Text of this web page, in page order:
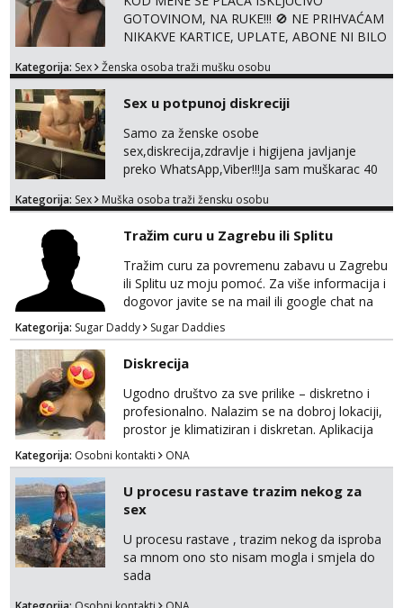
GOTOVINOM, NA RUKE!!! 🚫 NE PRIHVAĆAM
NIKAKVE KARTICE, UPLATE, ABONE NI BILO
SAMO GOTOVINA!!! Moje fotografije su
za dopisivanja Za dogovor mi piši direktno na
WhatsApp – ako znaš što želiš, bit će ti
nagrađeno.
Kategorija: Sex Ženska osoba traži mušku osobu
Sex u potpunoj diskreciji
Samo za ženske osobe
sex,diskrecija,zdravlje i higijena javljanje
preko WhatsApp,Viber!!!Ja sam muškarac 40
sve stvar dogovora otvoren za sve
Kategorija: Sex Muška osoba traži žensku osobu
Tražim curu u Zagrebu ili Splitu
Tražim curu za povremenu zabavu u Zagrebu
ili Splitu uz moju pomoć. Za više informacija i
dogovor javite se na mail ili google chat na
oneofakind999111@gmail.com
Kategorija: Sugar Daddy Sugar Daddies
Diskrecija
Ugodno društvo za sve prilike – diskretno i
profesionalno. Nalazim se na dobroj lokaciji,
prostor je klimatiziran i diskretan. Aplikacija
what sapp 0957660399.
Kategorija: Osobni kontakti ONA
U procesu rastave trazim nekog za
sex
U procesu rastave , trazim nekog da isproba
sa mnom ono sto nisam mogla i smjela do
sada